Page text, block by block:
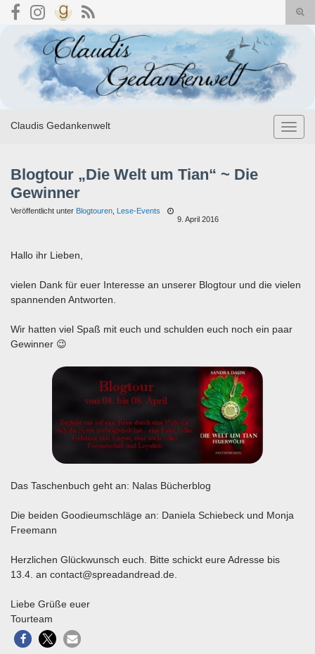
Search for:
Claudis Gedankenwelt
Blogtour „Die Welt um Tian“ ~ Die
Gewinner
Veröffentlicht unter Blogtouren Lese-Events
9. April 2016
Hallo ihr Lieben,
vielen Dank für euer Interesse an unserer Blogtour und die vielen
spannenden Antworten.
Wir hatten viel Spaß mit euch und schulden euch noch ein paar
Gewinner 😉
Das Taschenbuch geht an: Nalas Bücherblog
Die beiden Goodieumschläge an: Daniela Schiebeck und Monja
Freemann
Herzlichen Glückwunsch euch. Bitte schickt eure Adresse bis
13.4. an contact@spreadandread.de.
Liebe Grüße euer
Tourteam